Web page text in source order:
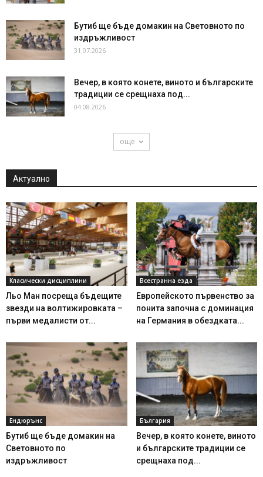
Бутиб ще бъде домакин на Световното по
издръжливост
31.07.2026
Вечер, в която конете, виното и българските
традиции се срещнаха под...
04.08.2026
още
Актуално
Класически дисциплини
Льо Ман посреща бъдещите
звезди на волтижировката –
първи медалисти от...
Всестранна езда
Европейското първенство за
понита започна с доминация
на Германия в обездката...
Ендюрънс
Бутиб ще бъде домакин на
Световното по
издръжливост
България
Вечер, в която конете, виното
и българските традиции се
срещнаха под...